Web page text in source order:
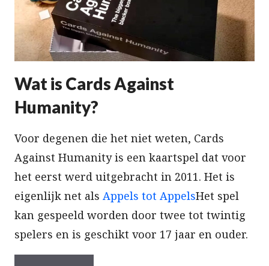
Wat is Cards Against
Humanity?
Voor degenen die het niet weten, Cards
Against Humanity is een kaartspel dat voor
het eerst werd uitgebracht in 2011. Het is
eigenlijk net als Appels tot AppelsHet spel
kan gespeeld worden door twee tot twintig
spelers en is geschikt voor 17 jaar en ouder.